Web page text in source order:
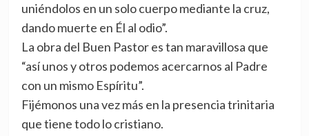
uniéndolos en un solo cuerpo mediante la cruz,
dando muerte en Él al odio”.
La obra del Buen Pastor es tan maravillosa que
“así unos y otros podemos acercarnos al Padre
con un mismo Espíritu”.
Fijémonos una vez más en la presencia trinitaria
que tiene todo lo cristiano.